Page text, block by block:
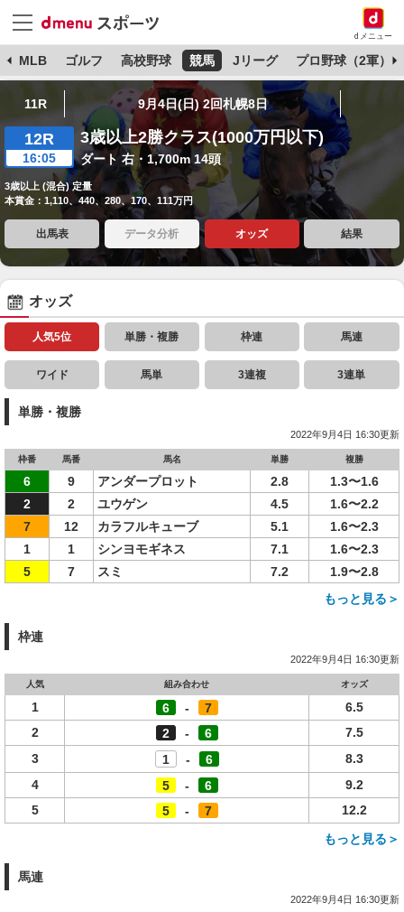
dメニュー
MLB ゴルフ 高校野球 競馬 Jリーグ プロ野球（2軍）
11R 9月4日(日) 2回札幌8日
12R
16:05
3歳以上2勝クラス(1000万円以下)
ダート 右・1,700m 14頭
3歳以上 (混合) 定量
本賞金：1,110、440、280、170、111万円
出馬表 データ分析 オッズ 結果
オッズ
人気5位 単勝・複勝 枠連 馬連
ワイド 馬単 3連複 3連単
単勝・複勝
2022年9月4日 16:30更新
枠番 馬番 馬名 単勝 複勝
6 9 アンダープロット 2.8
1.3〜1.6
2
2 ユウゲン 4.5
1.6〜2.2
7
12 カラフルキューブ 5.1
1.6〜2.3
1
1 シンヨモギネス 7.1
1.6〜2.3
5
7 スミ 7.2
1.9〜2.8
もっと見る＞
枠連
2022年9月4日 16:30更新
人気 組み合わせ オッズ
1 6 - 7
6.5
2
2 - 6
7.5
3
1 - 6
8.3
4
5 - 6
9.2
5
5 - 7
12.2
もっと見る＞
馬連
2022年9月4日 16:30更新